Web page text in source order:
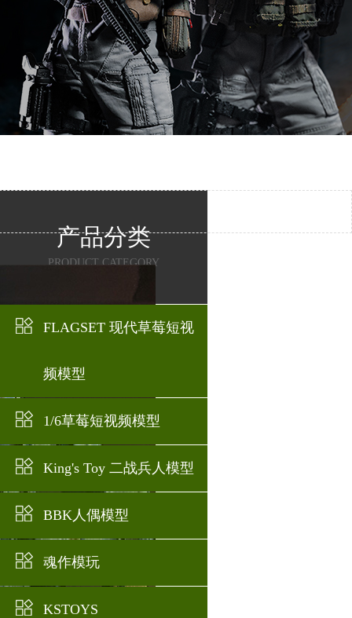
产品分类
PRODUCT CATEGORY
FLAGSET 现代草莓短视
频模型
1/6草莓短视频模型
King's Toy 二战兵人模型
BBK人偶模型
魂作模玩
KSTOYS